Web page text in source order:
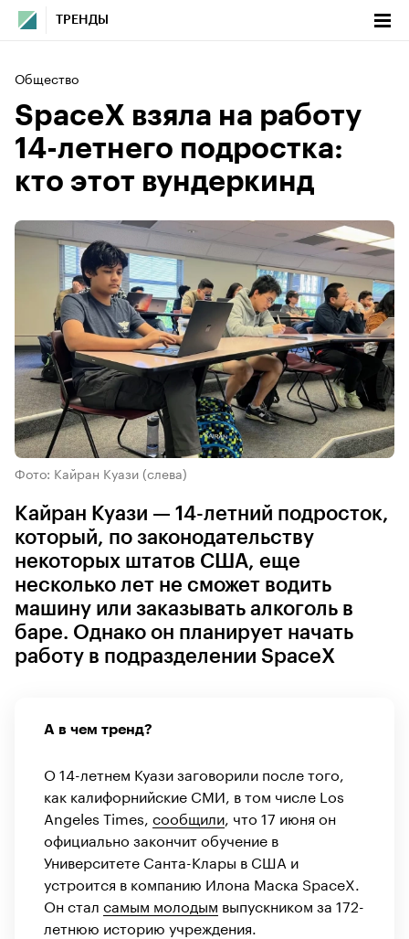
ТРЕНДЫ
Общество
SpaceX взяла на работу
14-летнего подростка:
кто этот вундеркинд
Фото: Кайран Куази (слева)
Кайран Куази — 14-летний подросток,
который, по законодательству
некоторых штатов США, еще
несколько лет не сможет водить
машину или заказывать алкоголь в
баре. Однако он планирует начать
работу в подразделении SpaceX
А в чем тренд?
О 14-летнем Куази заговорили после того,
как калифорнийские СМИ, в том числе Los
Angeles Times, сообщили , что 17 июня он
официально закончит обучение в
Университете Санта-Клары в США и
устроится в компанию Илона Маска SpaceX.
Он стал самым молодым выпускником за 172-
летнюю историю учреждения.